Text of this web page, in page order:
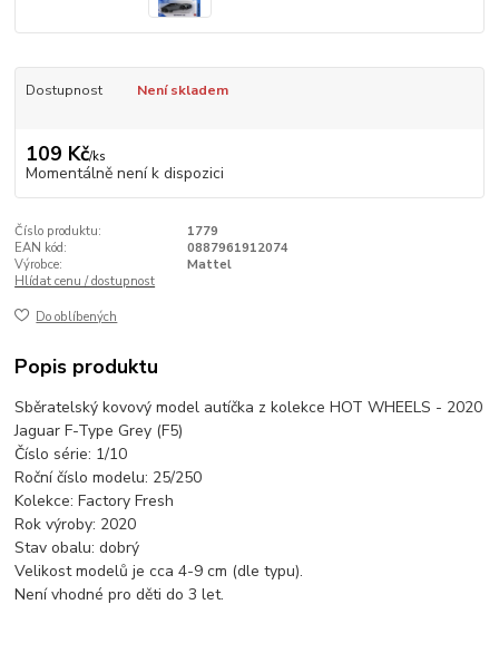
Dostupnost Není skladem
109 Kč/ks
Momentálně není k dispozici
Číslo produktu:
1779
EAN kód:
0887961912074
Výrobce:
Mattel
Hlídat cenu / dostupnost
Do oblíbených
Popis produktu
Sběratelský kovový model autíčka z kolekce HOT WHEELS - 2020
Jaguar F-Type Grey (F5)
Číslo série: 1/10
Roční číslo modelu: 25/250
Kolekce: Factory Fresh
Rok výroby: 2020
Stav obalu: dobrý
Velikost modelů je cca 4-9 cm (dle typu).
Není vhodné pro děti do 3 let.